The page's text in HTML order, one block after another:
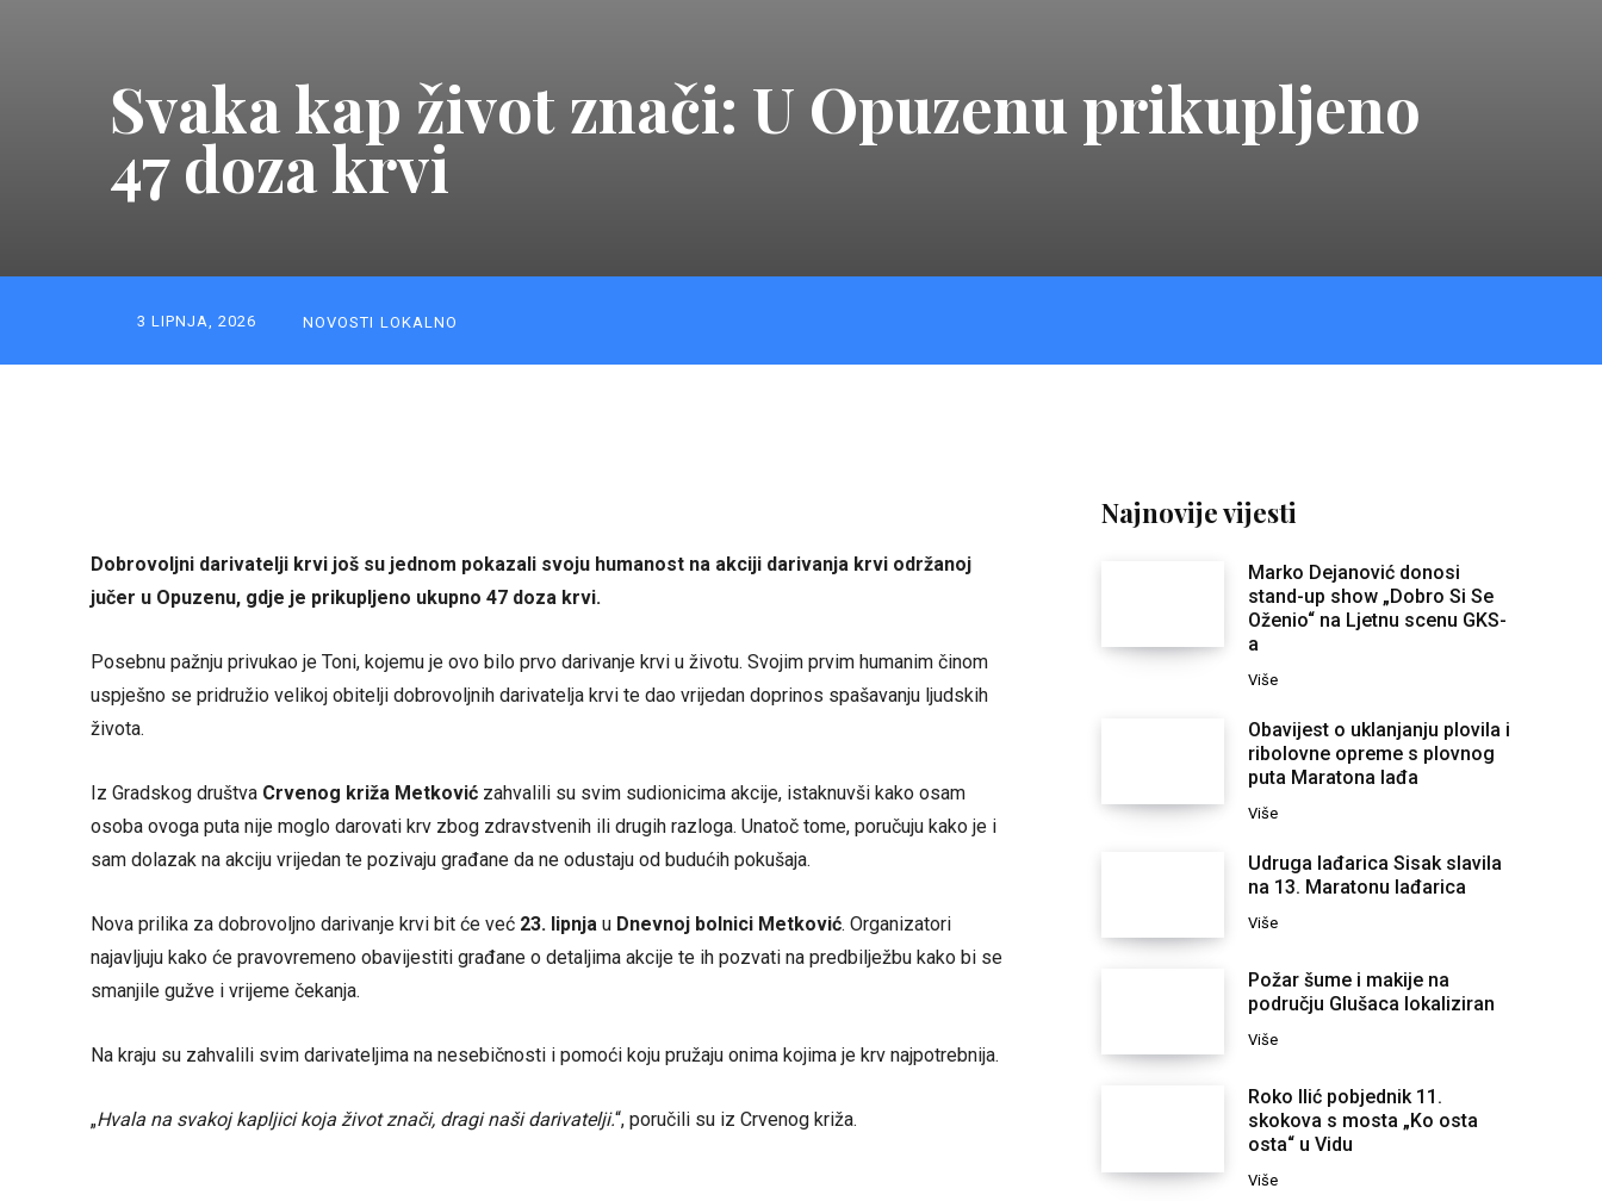
Svaka kap život znači: U Opuzenu prikupljeno
47 doza krvi
3 LIPNJA, 2026 NOVOSTI LOKALNO
Dobrovoljni darivatelji krvi još su jednom pokazali svoju humanost na akciji darivanja krvi održanoj
jučer u Opuzenu, gdje je prikupljeno ukupno 47 doza krvi.
Posebnu pažnju privukao je Toni, kojemu je ovo bilo prvo darivanje krvi u životu. Svojim prvim humanim činom
uspješno se pridružio velikoj obitelji dobrovoljnih darivatelja krvi te dao vrijedan doprinos spašavanju ljudskih
života.
Iz Gradskog društva Crvenog križa Metković zahvalili su svim sudionicima akcije, istaknuvši kako osam
osoba ovoga puta nije moglo darovati krv zbog zdravstvenih ili drugih razloga. Unatoč tome, poručuju kako je i
sam dolazak na akciju vrijedan te pozivaju građane da ne odustaju od budućih pokušaja.
Nova prilika za dobrovoljno darivanje krvi bit će već 23. lipnja u Dnevnoj bolnici Metković. Organizatori
najavljuju kako će pravovremeno obavijestiti građane o detaljima akcije te ih pozvati na predbilježbu kako bi se
smanjile gužve i vrijeme čekanja.
Na kraju su zahvalili svim darivateljima na nesebičnosti i pomoći koju pružaju onima kojima je krv najpotrebnija.
„Hvala na svakoj kapljici koja život znači, dragi naši darivatelji.“, poručili su iz Crvenog križa.
Najnovije vijesti
Marko Dejanović donosi
stand-up show „Dobro Si Se
Oženio“ na Ljetnu scenu GKS-
a
Više
Obavijest o uklanjanju plovila i
ribolovne opreme s plovnog
puta Maratona lađa
Više
Udruga lađarica Sisak slavila
na 13. Maratonu lađarica
Više
Požar šume i makije na
području Glušaca lokaliziran
Više
Roko Ilić pobjednik 11.
skokova s mosta „Ko osta
osta“ u Vidu
Više